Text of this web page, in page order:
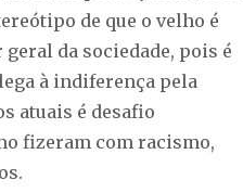
de que o velho é
da sociedade, pois é
à indiferença pela
atuais é desafio
fizeram com racismo,